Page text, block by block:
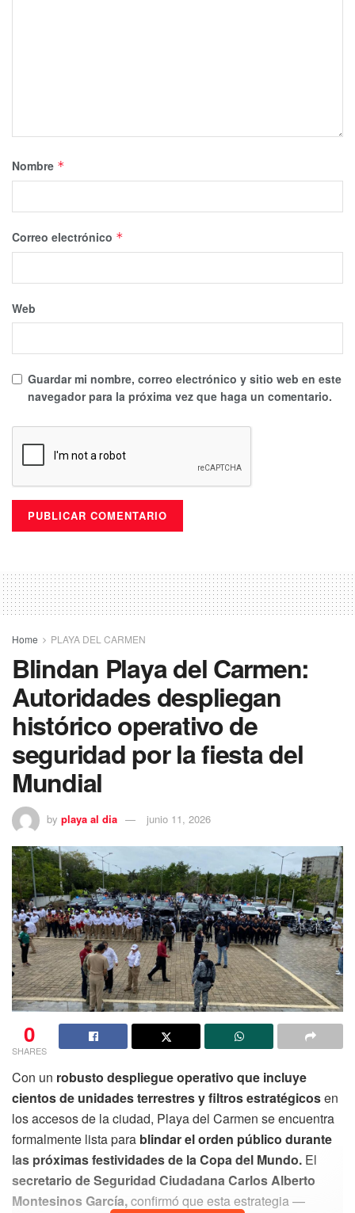
Nombre *
Correo electrónico *
Web
Guardar mi nombre, correo electrónico y sitio web en este
navegador para la próxima vez que haga un comentario.
Home PLAYA DEL CARMEN
Blindan Playa del Carmen:
Autoridades despliegan
histórico operativo de
seguridad por la fiesta del
Mundial
by playa al dia junio 11, 2026
0
SHARES
Con un robusto despliegue operativo que incluye
cientos de unidades terrestres y filtros estratégicosen
los accesos de la ciudad, Playa del Carmen se encuentra
formalmente lista para blindar el orden público durante
las próximas festividades de la Copa del Mundo. El
secretario de Seguridad Ciudadana Carlos Alberto
Montesinos García,confirmó que esta estrategia —